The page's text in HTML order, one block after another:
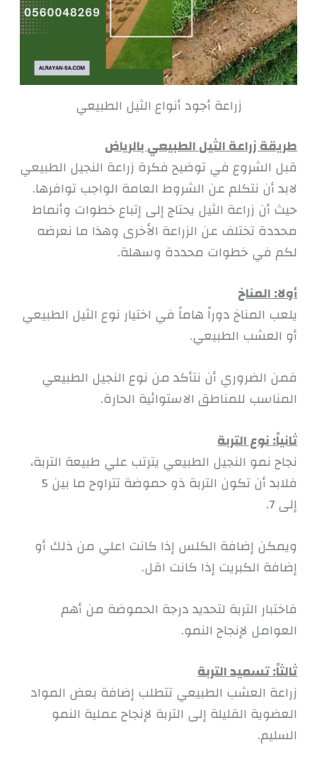
زراعة أجود أنواع الثيل الطبيعي
طريقة زراعة الثيل الطبيعي بالرياض
قبل الشروع في توضيح فكرة زراعة النجيل الطبيعي
لابد أن نتكلم عن الشروط العامة الواجب توافرها.
حيث أن زراعة الثيل يحتاج إلى إتباع خطوات وأنماط
محددة تختلف عن الزراعة الأخرى وهذا ما نعرضه
لكم في خطوات محددة وسهلة.
أولا: المناخ
يلعب المناخ دوراً هاماً في اختيار نوع الثيل الطبيعي
أو العشب الطبيعي.
فمن الضروري أن نتأكد من نوع النجيل الطبيعي
المناسب للمناطق الاستوائية الحارة.
ثانياً: نوع التربة
نجاح نمو النجيل الطبيعي يترتب علي طبيعة التربة،
فلابد أن تكون التربة ذو حموضة تتراوح ما بين 5
إلى 7.
ويمكن إضافة الكلس إذا كانت اعلي من ذلك أو
إضافة الكبريت إذا كانت اقل.
فاختبار التربة لتحديد درجة الحموضة من أهم
العوامل لإنجاح النمو.
ثالثاً: تسميد التربة
زراعة العشب الطبيعي تتطلب إضافة بعض المواد
العضوية القليلة إلى التربة لإنجاح عملية النمو
السليم.